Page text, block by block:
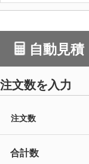
自動見積
注文数を入力
注文数
合計数